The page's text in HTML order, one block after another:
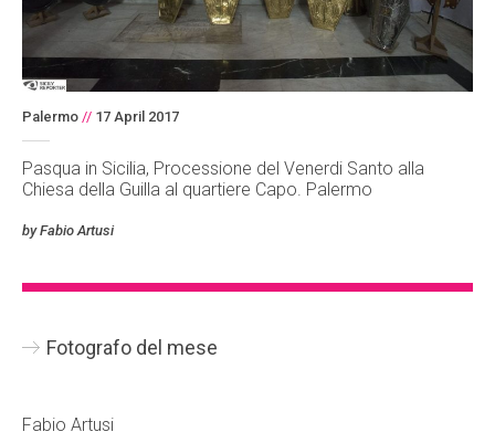
Palermo // 17 April 2017
Pasqua in Sicilia, Processione del Venerdi Santo alla
Chiesa della Guilla al quartiere Capo. Palermo
by Fabio Artusi
Fotografo del mese
Fabio Artusi